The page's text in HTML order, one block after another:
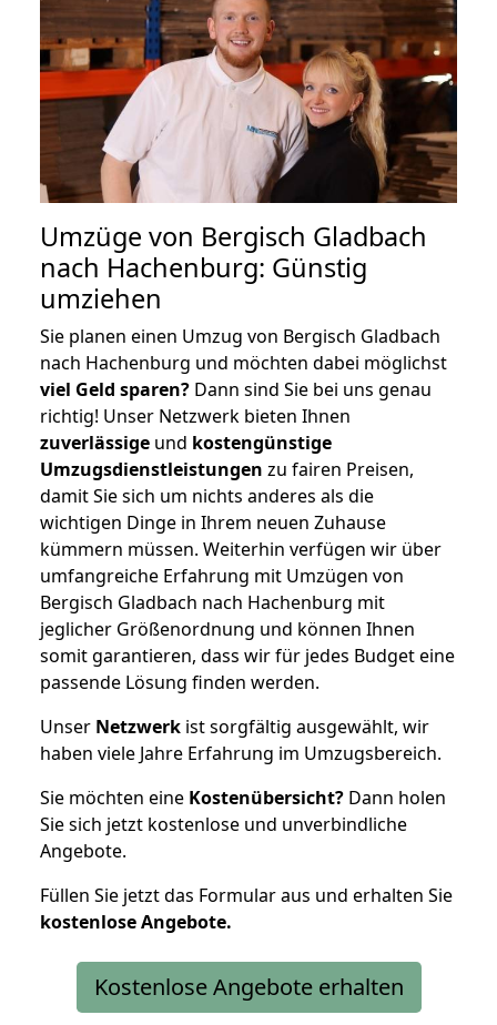
Umzüge von Bergisch Gladbach
nach Hachenburg: Günstig
umziehen
Sie planen einen Umzug von Bergisch Gladbach
nach Hachenburg und möchten dabei möglichst
viel Geld sparen? Dann sind Sie bei uns genau
richtig! Unser Netzwerk bieten Ihnen
zuverlässige und kostengünstige
Umzugsdienstleistungen zu fairen Preisen,
damit Sie sich um nichts anderes als die
wichtigen Dinge in Ihrem neuen Zuhause
kümmern müssen. Weiterhin verfügen wir über
umfangreiche Erfahrung mit Umzügen von
Bergisch Gladbach nach Hachenburg mit
jeglicher Größenordnung und können Ihnen
somit garantieren, dass wir für jedes Budget eine
passende Lösung finden werden.
Unser Netzwerk ist sorgfältig ausgewählt, wir
haben viele Jahre Erfahrung im Umzugsbereich.
Sie möchten eine Kostenübersicht? Dann holen
Sie sich jetzt kostenlose und unverbindliche
Angebote.
Füllen Sie jetzt das Formular aus und erhalten Sie
kostenloseAngebote.
Kostenlose Angebote erhalten